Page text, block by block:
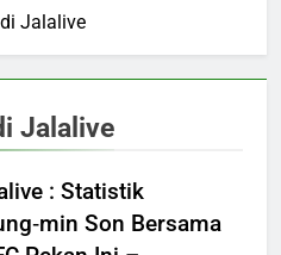
Jalalive
Jalalive
: Statistik
Son Bersama